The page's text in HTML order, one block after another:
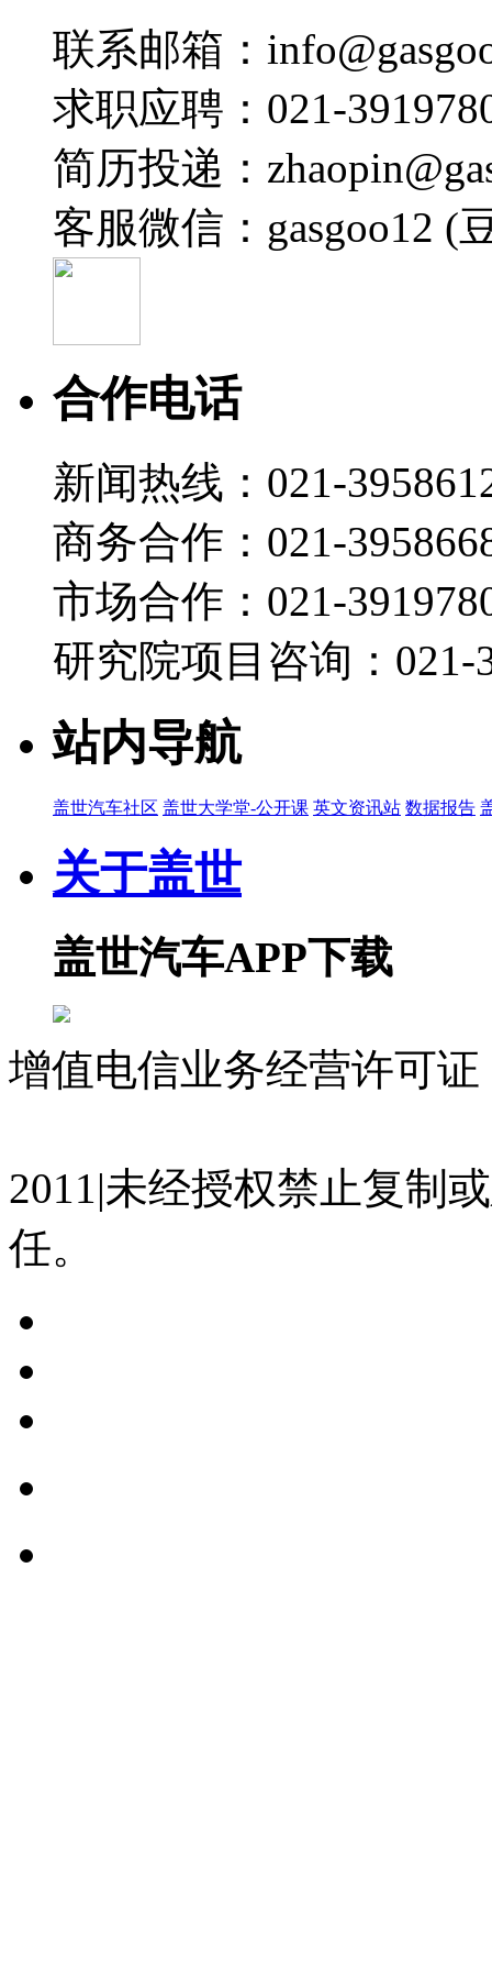
联系邮箱：
求职应聘：021-
简历投递：
客服微信：gasgoo12 (
合作电话
新闻热线：021-
商务合作：021-
市场合作：021-
研究院项目咨询：021-
站内导航
盖世汽车社区 盖世大学堂-公开课 英文资讯站 数据报告
关于盖世
盖世汽车APP下载
增值电信业务经营许可
2011|未经授权禁止复制
任。